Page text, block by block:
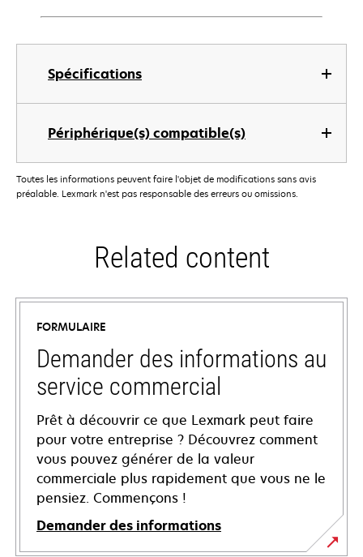
Spécifications
Périphérique(s) compatible(s)
Toutes les informations peuvent faire l'objet de modifications sans avis
préalable. Lexmark n'est pas responsable des erreurs ou omissions.
Related content
FORMULAIRE
Demander des informations au
service commercial
Prêt à découvrir ce que Lexmark peut faire
pour votre entreprise ? Découvrez comment
vous pouvez générer de la valeur
commerciale plus rapidement que vous ne le
pensiez. Commençons !
Demander des informations